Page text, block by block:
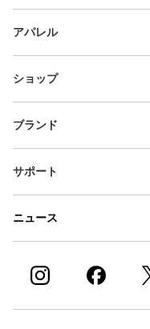
アパレル
ショップ
ブランド
サポート
ニュース